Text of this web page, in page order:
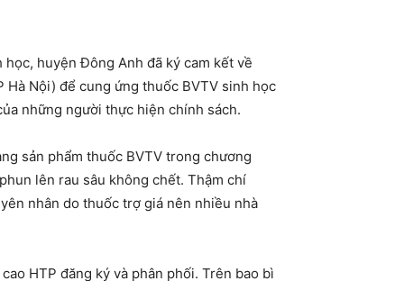
huyện Đông Anh đã ký cam kết về
Hà Nội) để cung ứng thuốc BVTV sinh học
những người thực hiện chính sách.
sản phẩm thuốc BVTV trong chương
lên rau sâu không chết. Thậm chí
nhân do thuốc trợ giá nên nhiều nhà
HTP đăng ký và phân phối. Trên bao bì